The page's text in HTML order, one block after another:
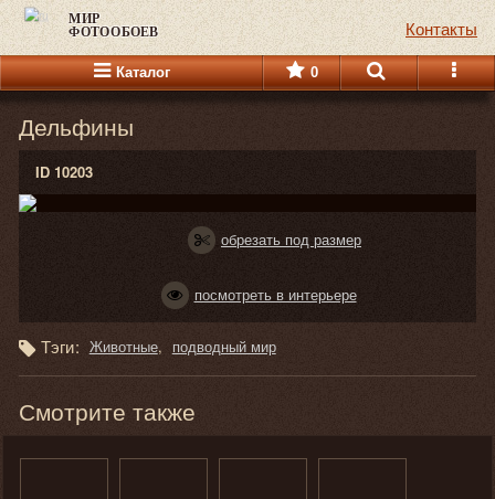
МИР
ФОТООБОЕВ Контакты
Каталог 0
Дельфины
ID 10203
обрезать под размер
посмотреть в интерьере
Тэги: Животные подводный мир
Смотрите также